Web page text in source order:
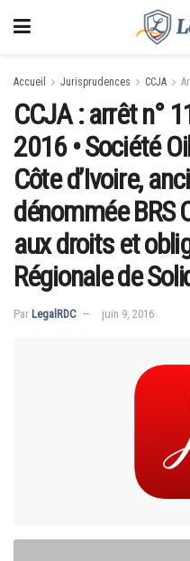
Accueil Jurisprudences CCJA
CCJA : arrêt n°
2016 • Société
Côte d’Ivoire,
dénommée BRS
aux droits et
Régionale de
Par LegalRDC juin 9, 2016